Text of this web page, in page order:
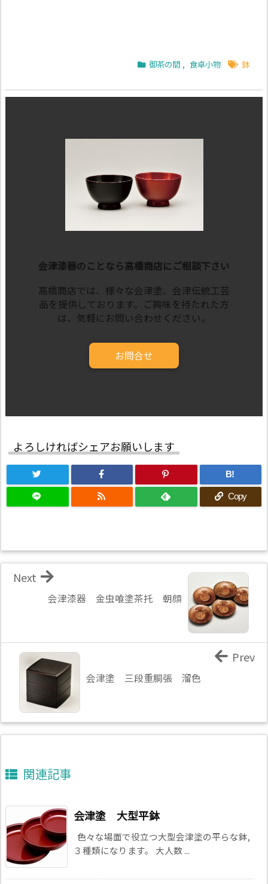
御茶の間 , 食卓小物 鉢
会津漆器のことなら高橋商店にご相談下さい
高橋商店では、様々な会津塗、会津伝統工芸
品を提供しております。ご興味を持たれた方
は、気軽にお問い合わせください。
お問合せ
よろしければシェアお願いします
B!
Copy
会津漆器 金虫喰塗茶托 朝顔
Next
会津塗 三段重胴張 溜色
Prev
関連記事
会津塗 大型平鉢
色々な場面で役立つ大型会津塗の平らな鉢,
３種類になります。 大人数 ...